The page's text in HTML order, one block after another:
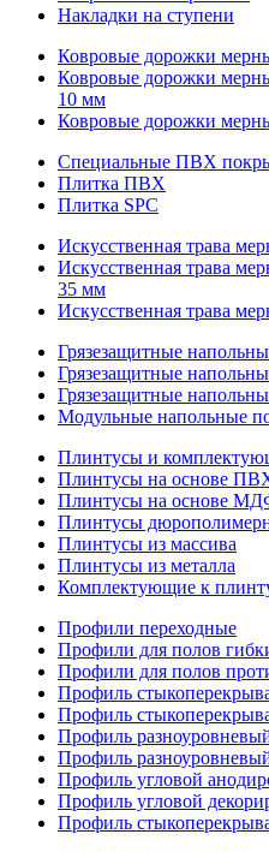
Накладки на ступени
Ковровые дорожки
Ковровые дорожки
10 мм
Ковровые дорожки
Специальные ПВХ
Плитка ПВХ
Плитка SPC
Искуccтвенная трава
Искусственная трава
35 мм
Искусственная трава
Грязезащитные
Грязезащитные
Грязезащитные
Модульные напольные
Плинтусы и
Плинтусы на основе
Плинтусы на основе
Плинтусы
Плинтусы из массива
Плинтусы из металла
Комплектующие к
Профили переходные
Профили для полов
Профили для полов
Профиль
Профиль
Профиль
Профиль
Профиль угловой
Профиль угловой
Профиль